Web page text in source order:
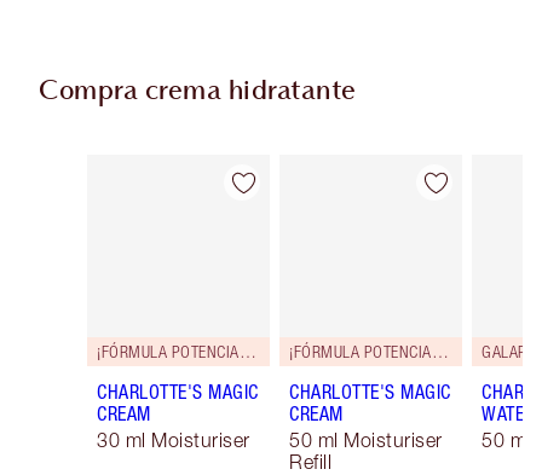
Compra crema hidratante
Artículo 1 de 35
¡FÓRMULA POTENCIADA!
CHARLOTTE'S MAGIC
CREAM
30 ml Moisturiser
Artículo 2 de 35
¡FÓRMULA POTENCIADA!
CHARLOTTE'S MAGIC
CREAM
50 ml Moisturiser
Refill
WATER
50 ml